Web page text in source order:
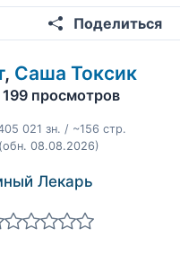
Поделиться
, Саша Токсик
199 просмотров
021 зн. / ~156 стр.
(обн. 08.08.2026)
Лекарь